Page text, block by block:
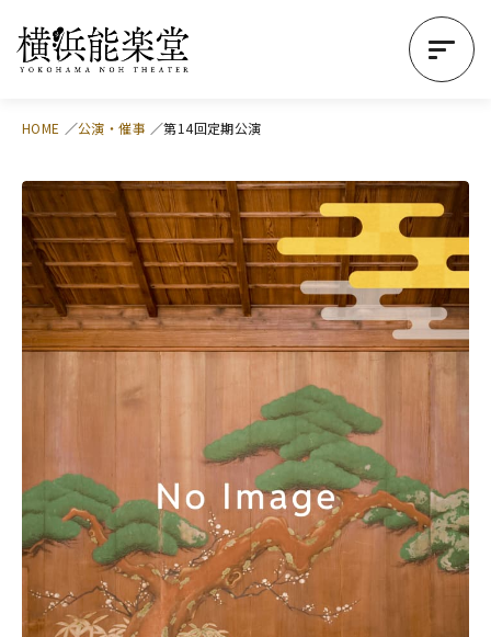
HOME 公演・催事 第14回定期公演